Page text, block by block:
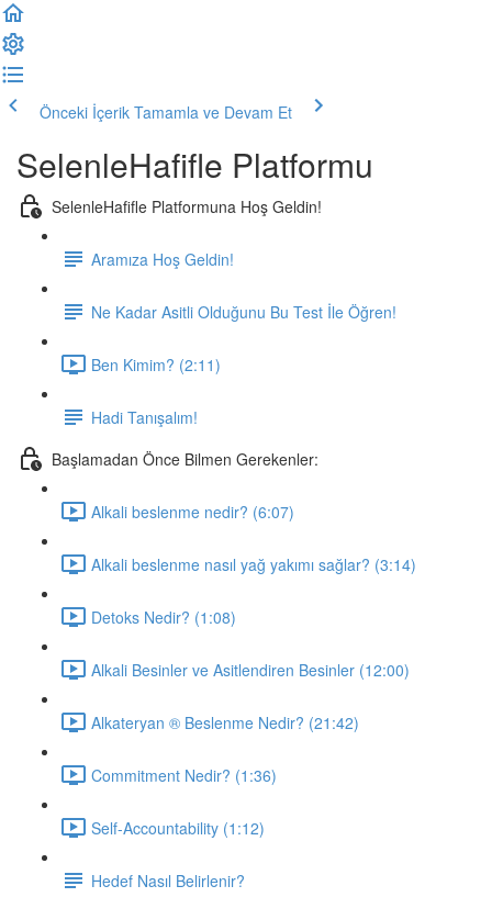
Önceki İçerik Tamamla ve Devam Et
SelenleHafifle Platformu
SelenleHafifle Platformuna Hoş Geldin!
Aramıza Hoş Geldin!
Ne Kadar Asitli Olduğunu Bu Test İle Öğren!
Ben Kimim? (2:11)
Hadi Tanışalım!
Başlamadan Önce Bilmen Gerekenler:
Alkali beslenme nedir? (6:07)
Alkali beslenme nasıl yağ yakımı sağlar? (3:14)
Detoks Nedir? (1:08)
Alkali Besinler ve Asitlendiren Besinler (12:00)
Alkateryan ® Beslenme Nedir? (21:42)
Commitment Nedir? (1:36)
Self-Accountability (1:12)
Hedef Nasıl Belirlenir?